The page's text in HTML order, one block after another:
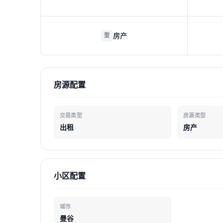
型 房产
房源配置
交易类型
出租
房源类型
房产
小区配置
城市
曼谷